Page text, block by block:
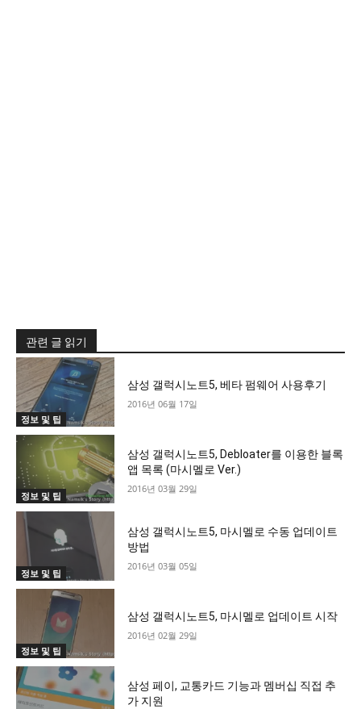
관련 글 읽기
정보 및 팁
삼성 갤럭시노트5, 베타 펌웨어 사용후기
2016년 06월 17일
정보 및 팁
삼성 갤럭시노트5, Debloater를 이용한 블록
앱 목록 (마시멜로 Ver.)
2016년 03월 29일
정보 및 팁
삼성 갤럭시노트5, 마시멜로 수동 업데이트
방법
2016년 03월 05일
정보 및 팁
삼성 갤럭시노트5, 마시멜로 업데이트 시작
2016년 02월 29일
삼성 페이, 교통카드 기능과 멤버십 직접 추
가 지원